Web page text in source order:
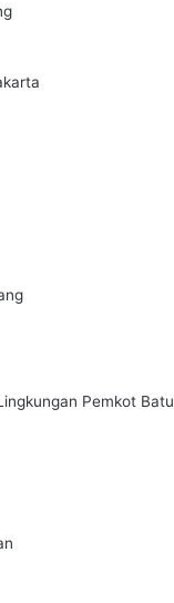
Pemkot Batu